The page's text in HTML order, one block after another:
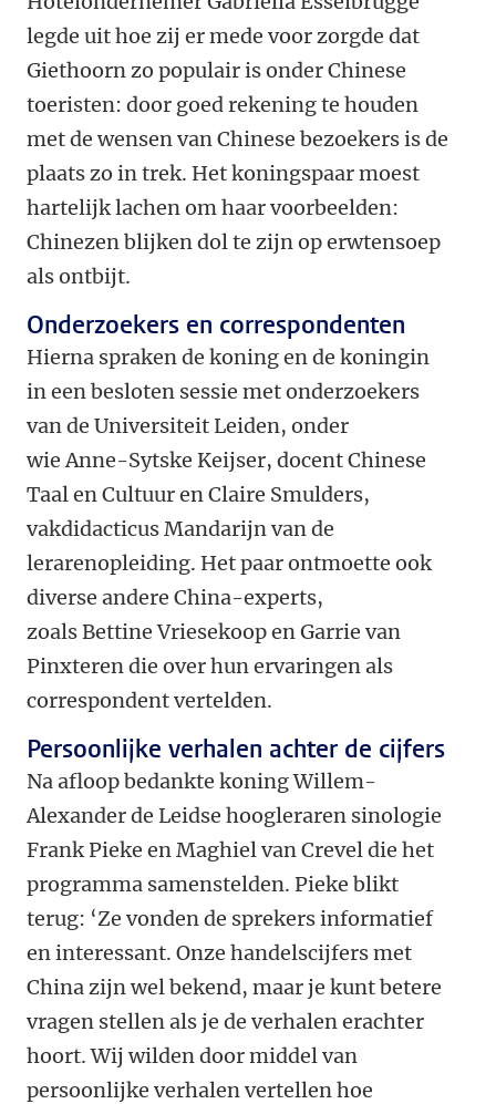
legde uit hoe zij er mede voor zorgde dat
Giethoorn zo populair is onder Chinese
toeristen: door goed rekening te houden
met de wensen van Chinese bezoekers is de
plaats zo in trek. Het koningspaar moest
hartelijk lachen om haar voorbeelden:
Chinezen blijken dol te zijn op erwtensoep
als ontbijt.
Onderzoekers en correspondenten
Hierna spraken de koning en de koningin
in een besloten sessie met onderzoekers
van de Universiteit Leiden, onder
wie Anne-Sytske Keijser, docent Chinese
Taal en Cultuur en Claire Smulders,
vakdidacticus Mandarijn van de
lerarenopleiding. Het paar ontmoette ook
diverse andere China-experts,
zoals Bettine Vriesekoop en Garrie van
Pinxteren die over hun ervaringen als
correspondent vertelden.
Persoonlijke verhalen achter de cijfers
Na afloop bedankte koning Willem-
Alexander de Leidse hoogleraren sinologie
Frank Pieke en Maghiel van Crevel die het
programma samenstelden. Pieke blikt
terug: ‘Ze vonden de sprekers informatief
en interessant. Onze handelscijfers met
China zijn wel bekend, maar je kunt betere
vragen stellen als je de verhalen erachter
hoort. Wij wilden door middel van
persoonlijke verhalen vertellen hoe